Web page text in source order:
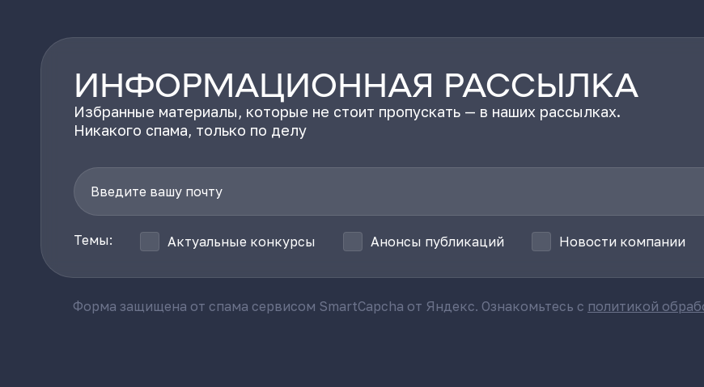
ИНФОРМАЦИОННАЯ РАССЫЛКА
Избранные материалы, которые не стоит пропускать — в наших рассылках.
Никакого спама, только по делу
Темы: Актуальные конкурсы Анонсы публикаций Новости компании
Форма защищена от спама сервисом SmartCapcha от Яндекс. Ознакомьтесь с политикой